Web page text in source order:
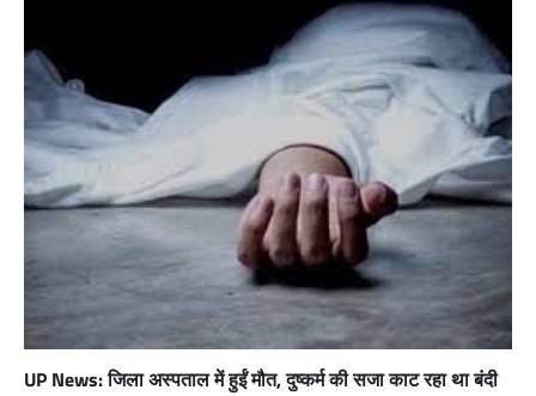
UP News: जिला अस्पताल में हुईं मौत, दुष्कर्म की सजा काट रहा था बंदी